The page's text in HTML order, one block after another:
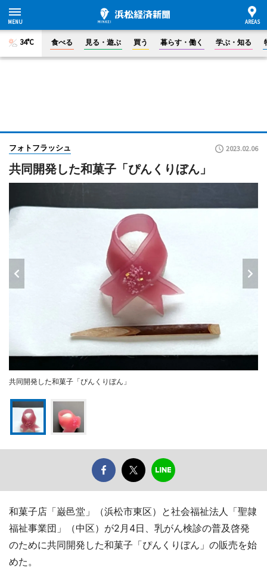
34°C 食べる 見る・遊ぶ 買う 暮らす・働く 学ぶ・知る
フォトフラッシュ 2023.02.06
共同開発した和菓子「ぴんくりぼん」
共同開発した和菓子「ぴんくりぼん」
和菓子店「巌邑堂」（浜松市東区）と社会福祉法人「聖隷
福祉事業団」（中区）が2月4日、乳がん検診の普及啓発
のために共同開発した和菓子「ぴんくりぼん」の販売を始
めた。